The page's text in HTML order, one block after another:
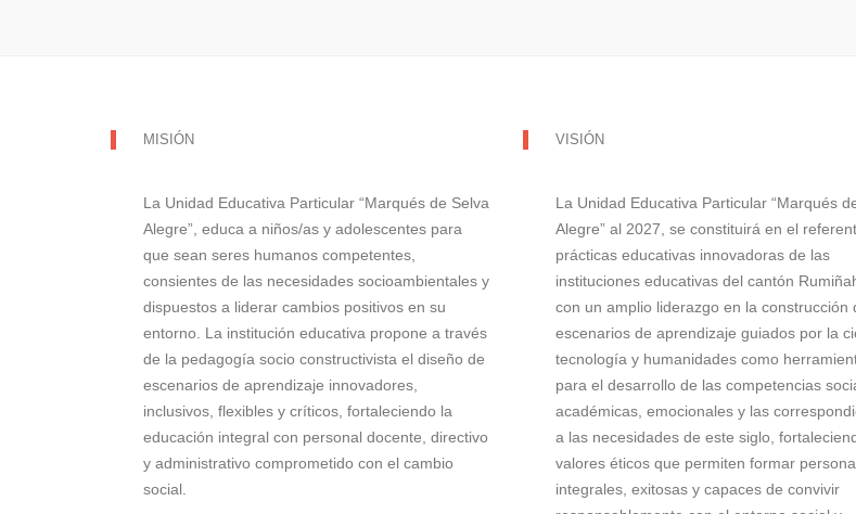
MISIÓN
La Unidad Educativa Particular “Marqués de Selva
Alegre”, educa a niños/as y adolescentes para
que sean seres humanos competentes,
consientes de las necesidades socioambientales y
dispuestos a liderar cambios positivos en su
entorno. La institución educativa propone a través
de la pedagogía socio constructivista el diseño de
escenarios de aprendizaje innovadores,
inclusivos, flexibles y críticos, fortaleciendo la
educación integral con personal docente, directivo
y administrativo comprometido con el cambio
social.
VISIÓN
La Unidad Educativa Particular “Marqués
Alegre” al 2027, se constituirá en el
prácticas educativas innovadoras de las
instituciones educativas del cantón
con un amplio liderazgo en la construcción
escenarios de aprendizaje guiados por la
tecnología y humanidades como
para el desarrollo de las competencias
académicas, emocionales y las
a las necesidades de este siglo,
valores éticos que permiten formar
integrales, exitosas y capaces de convivir